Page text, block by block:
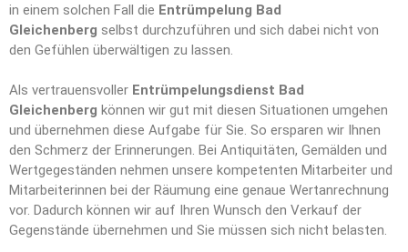
in einem solchen Fall die Entrümpelung Bad
Gleichenberg selbst durchzuführen und sich dabei nicht von
den Gefühlen überwältigen zu lassen.
Als vertrauensvoller Entrümpelungsdienst Bad
Gleichenberg können wir gut mit diesen Situationen umgehen
und übernehmen diese Aufgabe für Sie. So ersparen wir Ihnen
den Schmerz der Erinnerungen. Bei Antiquitäten, Gemälden und
Wertgegeständen nehmen unsere kompetenten Mitarbeiter und
Mitarbeiterinnen bei der Räumung eine genaue Wertanrechnung
vor. Dadurch können wir auf Ihren Wunsch den Verkauf der
Gegenstände übernehmen und Sie müssen sich nicht belasten.